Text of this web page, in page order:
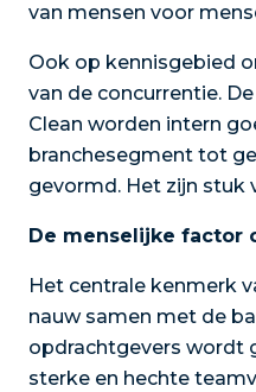
van mensen voor
Ook op kennisgebied
van de concurrentie.
Clean worden intern
branchesegment tot
gevormd. Het zijn stuk
De menselijke factor
Het centrale kenmerk
nauw samen met de
opdrachtgevers wordt
sterke en hechte